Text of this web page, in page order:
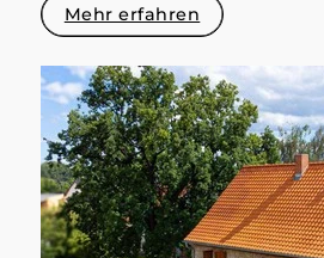
Mehr erfahren